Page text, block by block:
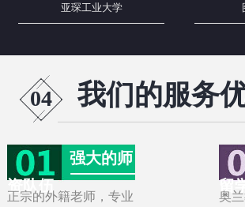
亚琛工业大学
04 我们的服务
强大的师
资队伍
正宗的外籍老师，专业
留
奥